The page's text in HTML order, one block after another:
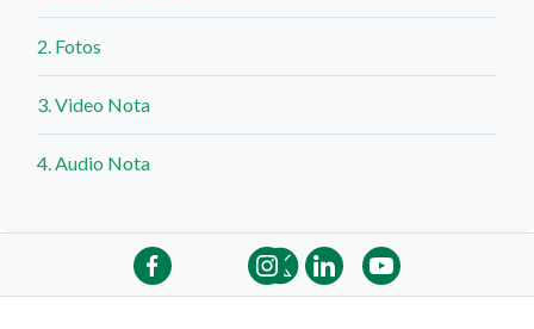
2. Fotos
3. Video Nota
4. Audio Nota